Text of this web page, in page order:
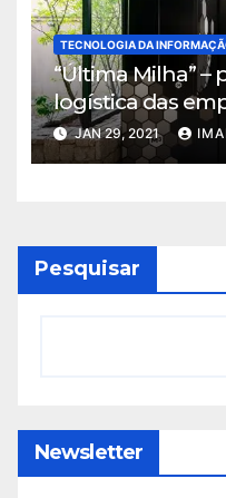
TECNOLOGIA DA
“Última Milha”
logística das
com solução
localização
JAN 29, 2021
Pesquisar
Newsletter